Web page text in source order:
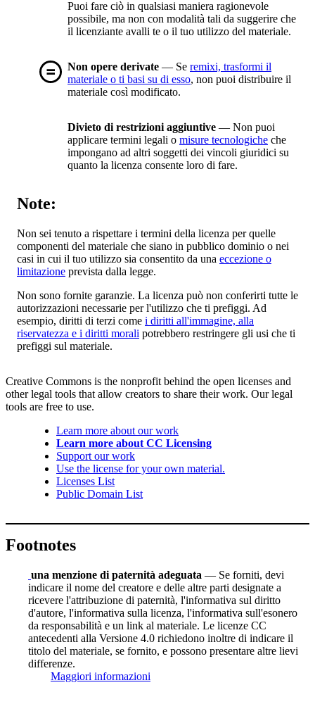
Puoi fare ciò in qualsiasi maniera ragionevole
possibile, ma non con modalità tali da suggerire che
il licenziante avalli te o il tuo utilizzo del materiale.
Non opere derivate — Se remixi, trasformi il
materiale o ti basi su di esso, non puoi distribuire il
materiale così modificato.
Divieto di restrizioni aggiuntive — Non puoi
applicare termini legali o misure tecnologiche che
impongano ad altri soggetti dei vincoli giuridici su
quanto la licenza consente loro di fare.
Note:
Non sei tenuto a rispettare i termini della licenza per quelle
componenti del materiale che siano in pubblico dominio o nei
casi in cui il tuo utilizzo sia consentito da una eccezione o
limitazione prevista dalla legge.
Non sono fornite garanzie. La licenza può non conferirti tutte le
autorizzazioni necessarie per l'utilizzo che ti prefiggi. Ad
esempio, diritti di terzi come i diritti all'immagine, alla
riservatezza e i diritti morali potrebbero restringere gli usi che ti
prefiggi sul materiale.
Creative Commons is the nonprofit behind the open licenses and
other legal tools that allow creators to share their work. Our legal
tools are free to use.
Learn more about our work
Learn more about CC Licensing
Support our work
Use the license for your own material.
Licenses List
Public Domain List
Footnotes
una menzione di paternità adeguata — Se forniti, devi
indicare il nome del creatore e delle altre parti designate a
ricevere l'attribuzione di paternità, l'informativa sul diritto
d'autore, l'informativa sulla licenza, l'informativa sull'esonero
da responsabilità e un link al materiale. Le licenze CC
antecedenti alla Versione 4.0 richiedono inoltre di indicare il
titolo del materiale, se fornito, e possono presentare altre lievi
differenze.
Maggiori informazioni